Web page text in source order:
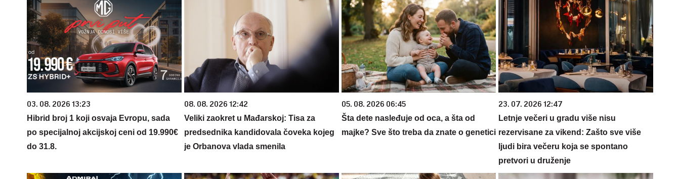
03. 08. 2026 13:23
Hibrid broj 1 koji osvaja Evropu, sada
po specijalnoj akcijskoj ceni od 19.990€
do 31.8.
08. 08. 2026 12:42
Veliki zaokret u Mađarskoj: Tisa za
predsednika kandidovala čoveka kojeg
je Orbanova vlada smenila
05. 08. 2026 06:45
Šta dete nasleđuje od oca, a šta od
majke? Sve što treba da znate o genetici
23. 07. 2026 12:47
Letnje večeri u gradu više nisu
rezervisane za vikend: Zašto sve više
ljudi bira večeru koja se spontano
pretvori u druženje